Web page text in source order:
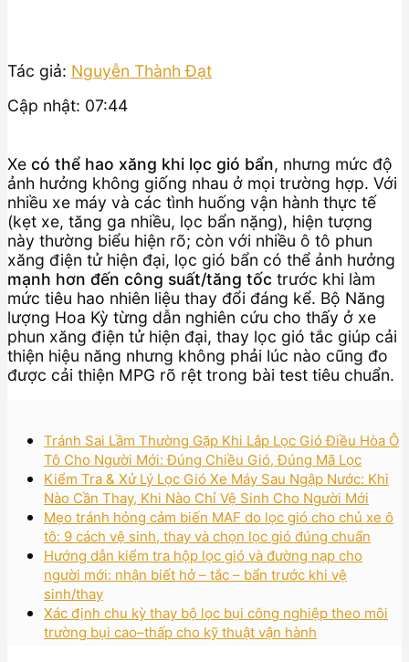
Tác giả: Nguyễn Thành Đạt
Cập nhật: 07:44
Xe có thể hao xăng khi lọc gió bẩn, nhưng mức độ
ảnh hưởng không giống nhau ở mọi trường hợp. Với
nhiều xe máy và các tình huống vận hành thực tế
(kẹt xe, tăng ga nhiều, lọc bẩn nặng), hiện tượng
này thường biểu hiện rõ; còn với nhiều ô tô phun
xăng điện tử hiện đại, lọc gió bẩn có thể ảnh hưởng
mạnh hơn đến công suất/tăng tốc trước khi làm
mức tiêu hao nhiên liệu thay đổi đáng kể. Bộ Năng
lượng Hoa Kỳ từng dẫn nghiên cứu cho thấy ở xe
phun xăng điện tử hiện đại, thay lọc gió tắc giúp cải
thiện hiệu năng nhưng không phải lúc nào cũng đo
được cải thiện MPG rõ rệt trong bài test tiêu chuẩn.
Tránh Sai Lầm Thường Gặp Khi Lắp Lọc Gió Điều Hòa Ô
Tô Cho Người Mới: Đúng Chiều Gió, Đúng Mã Lọc
Kiểm Tra & Xử Lý Lọc Gió Xe Máy Sau Ngập Nước: Khi
Nào Cần Thay, Khi Nào Chỉ Vệ Sinh Cho Người Mới
Mẹo tránh hỏng cảm biến MAF do lọc gió cho chủ xe ô
tô: 9 cách vệ sinh, thay và chọn lọc gió đúng chuẩn
Hướng dẫn kiểm tra hộp lọc gió và đường nạp cho
người mới: nhận biết hở – tắc – bẩn trước khi vệ
sinh/thay
Xác định chu kỳ thay bộ lọc bụi công nghiệp theo môi
trường bụi cao–thấp cho kỹ thuật vận hành